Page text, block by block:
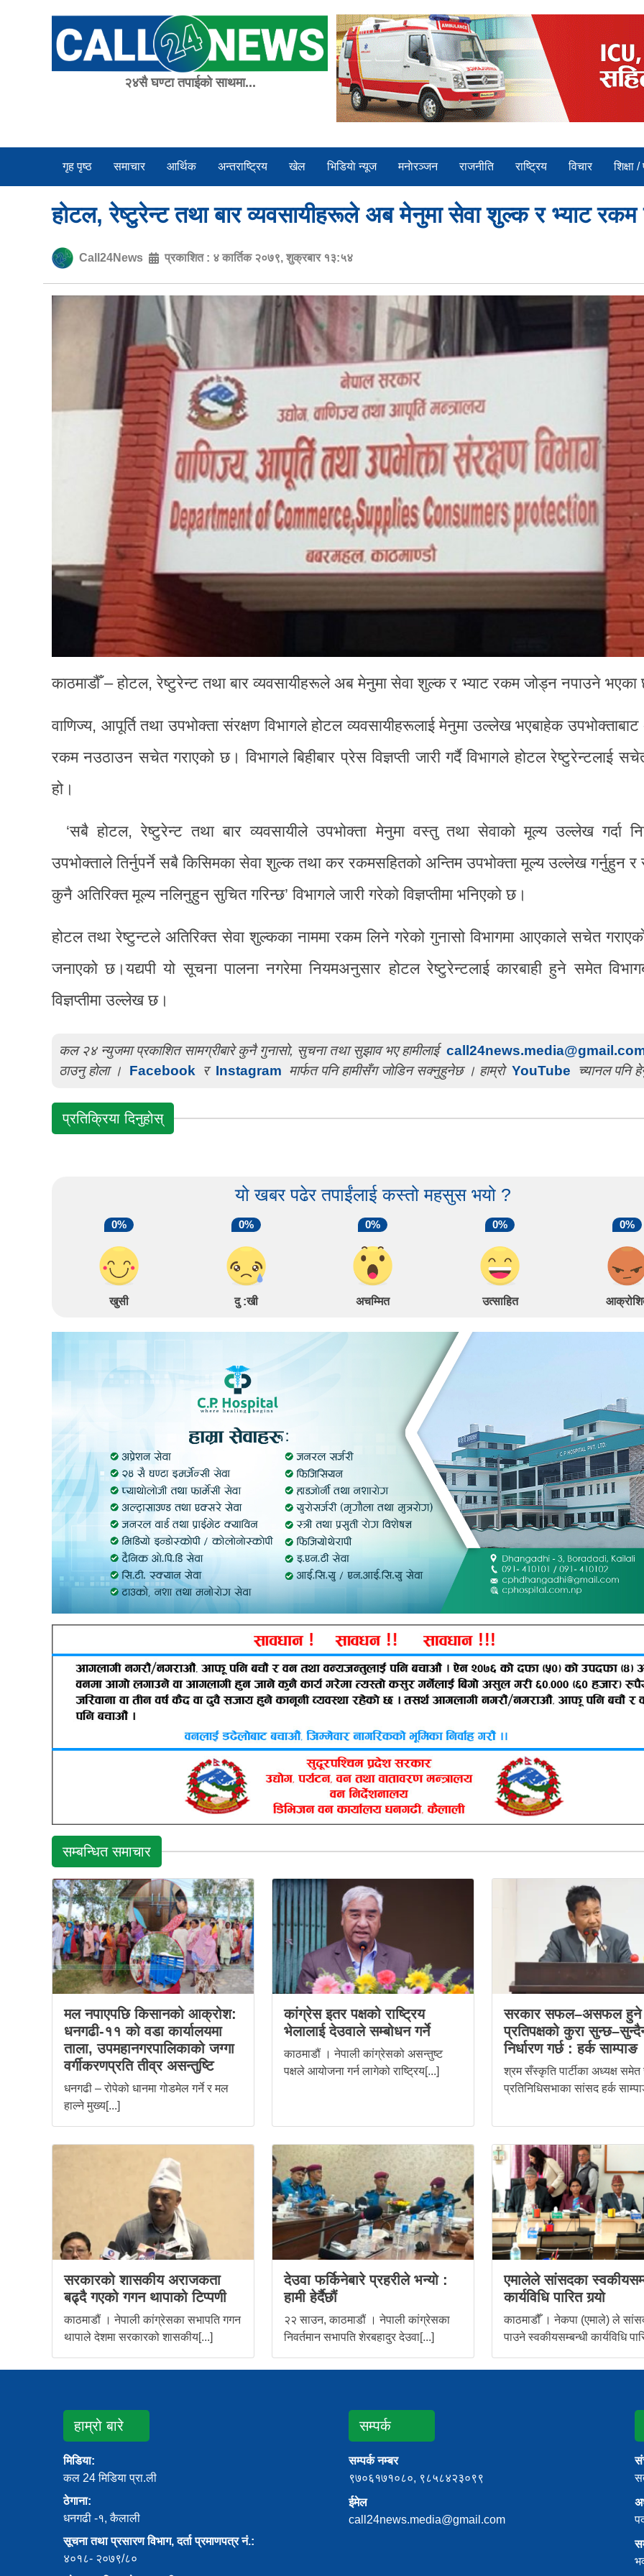
२४सै घण्टा तपाईको साथमा...
गृह पृष्ठ समाचार आर्थिक अन्तराष्ट्रिय खेल भिडियाे न्यूज मनाेरञ्जन राजनीति राष्ट्रिय विचार शिक्षा /
होटल, रेष्टुरेन्ट तथा बार व्यवसायीहरूले अब मेनुमा सेवा शुल्क र भ्याट
Call24News प्रकाशित : ४ कार्तिक २०७९, शुक्रबार १३:५४
काठमाडौँ – होटल, रेष्टुरेन्ट तथा बार व्यवसायीहरूले अब मेनुमा सेवा शुल्क र भ्याट रकम जोड्न नपाउने
वाणिज्य, आपूर्ति तथा उपभोक्ता संरक्षण विभागले होटल व्यवसायीहरूलाई मेनुमा उल्लेख भएबाहेक उपभोक्ताबाट
रकम नउठाउन सचेत गराएको छ। विभागले बिहीबार प्रेस विज्ञप्ती जारी गर्दै विभागले होटल रेष्टुरेन्टलाई
हो।
‘सबै होटल, रेष्टुरेन्ट तथा बार व्यवसायीले उपभोक्ता मेनुमा वस्तु तथा सेवाको मूल्य उल्लेख गर्दा
उपभोक्ताले तिर्नुपर्ने सबै किसिमका सेवा शुल्क तथा कर रकमसहितको अन्तिम उपभोक्ता मूल्य उल्लेख गर्नुहुन र
कुनै अतिरिक्त मूल्य नलिनुहुन सुचित गरिन्छ’ विभागले जारी गरेको विज्ञप्तीमा भनिएको छ।
होटल तथा रेष्टुन्टले अतिरिक्त सेवा शुल्कका नाममा रकम लिने गरेको गुनासो विभागमा आएकाले सचेत
जनाएको छ।यद्यपी यो सूचना पालना नगरेमा नियमअनुसार होटल रेष्टुरेन्टलाई कारबाही हुने समेत
विज्ञप्तीमा उल्लेख छ।
कल २४ न्युजमा प्रकाशित सामग्रीबारे कुनै गुनासो, सुचना तथा सुझाव भए हामीलाई
ठाउनु होला ।
Facebook र Instagram मार्फत पनि हामीसँग जोडिन सक्नुहुनेछ । हाम्रो YouTube च्यानल पनि
प्रतिक्रिया दिनुहोस्
यो खबर पढेर तपाईंलाई कस्तो महसुस भयो ?
0%
खुसी
0%
दु :खी
0%
अचम्मित
0%
उत्साहित
0%
सम्बन्धित समाचार
मल नपाएपछि किसानको आक्रोश:
धनगढी-११ को वडा कार्यालयमा
ताला, उपमहानगरपालिकाको जग्गा
वर्गीकरणप्रति तीव्र असन्तुष्टि
धनगढी – रोपेको धानमा गोडमेल गर्ने र मल
हाल्ने मुख्य[...]
कांग्रेस इतर पक्षको राष्ट्रिय
भेलालाई देउवाले सम्बोधन गर्ने
काठमाडौं । नेपाली कांग्रेसको असन्तुष्ट
पक्षले आयोजना गर्न लागेको राष्ट्रिय[...]
सरकार सफल–असफल हुने
प्रतिपक्षको कुरा
निर्धारण गर्छ : हर्क साम्पाङ
श्रम सँस्कृति पार्टीका अध्यक्ष समेत
प्रतिनिधिसभाका सांसद हर्क
सरकारको शासकीय अराजकता
बढ्दै गएको गगन थापाको टिप्पणी
काठमाडौं । नेपाली कांग्रेसका सभापति गगन
थापाले देशमा सरकारको शासकीय[...]
देउवा फर्किनेबारे प्रहरीले भन्यो :
हामी हेर्दैछौं
२२ साउन, काठमाडौं । नेपाली कांग्रेसका
निवर्तमान सभापति शेरबहादुर देउवा[...]
एमालेले सांसदका
कार्यविधि पारित गर्‍यो
काठमाडौँ । नेकपा (एमाले) ले
पाउने स्वकीयसम्बन्धी कार्यविधि
हाम्रो बारे
मिडिया:
कल 24 मिडिया प्रा.ली
ठेगाना:
धनगढी -१, कैलाली
सूचना तथा प्रसारण विभाग, दर्ता प्रमाणपत्र नं.:
४०१८- २०७९/८०
सम्पर्क
सम्पर्क नम्बर
९७०६१७१०८०, ९८५८४२३०९९
ईमेल
call24news.media@gmail.com